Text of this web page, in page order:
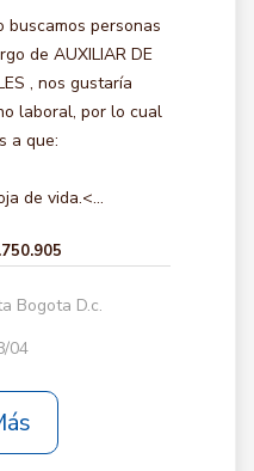
buscamos personas
de AUXILIAR DE
, nos gustaría
laboral, por lo cual
a que:
de vida.<...
Bogota D.c.
04